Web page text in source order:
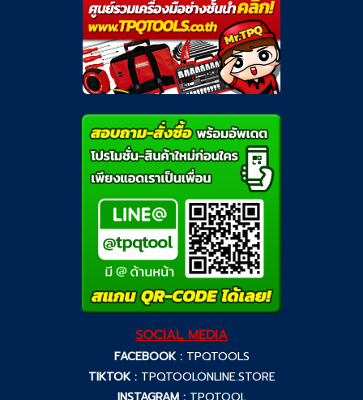
SOCIAL MEDIA
FACEBOOK : TPQTOOLS
TIKTOK : TPQTOOLONLINE.STORE